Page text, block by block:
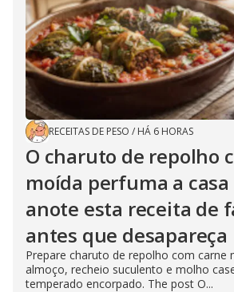
RECEITAS DE PESO / HÁ 6 HORAS
O charuto de repolho
moída perfuma a
anote esta receita de
antes que desapareça
Prepare charuto de repolho com carne
almoço, recheio suculento e molho
temperado encorpado. The post O...